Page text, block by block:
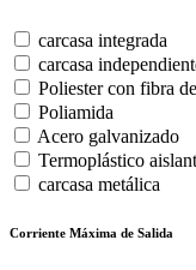
carcasa integrada
carcasa
Poliester con fibra
Poliamida
Acero galvanizado
Termoplástico
carcasa metálica
Corriente Máxima de Salida